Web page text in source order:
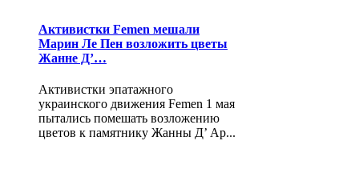
Активистки Femen мешали
Марин Ле Пен возложить цветы
Жанне Д’…
Активистки эпатажного
украинского движения Femen 1 мая
пытались помешать возложению
цветов к памятнику Жанны Д’ Ар...